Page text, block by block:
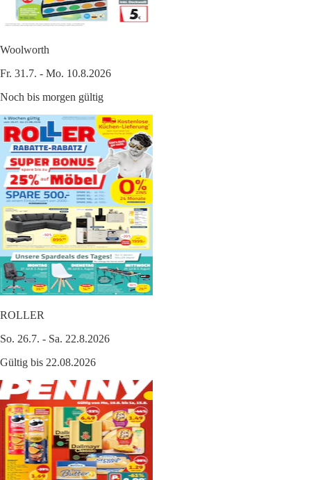
Woolworth
Fr. 31.7. - Mo. 10.8.2026
Noch bis morgen gültig
ROLLER
So. 26.7. - Sa. 22.8.2026
Gültig bis 22.08.2026